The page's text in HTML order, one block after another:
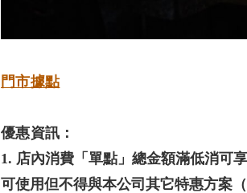
門市據點
優惠資訊：
1. 店內消費「單點」總金額滿低消可
可使用但不得與本公司其它特惠方案